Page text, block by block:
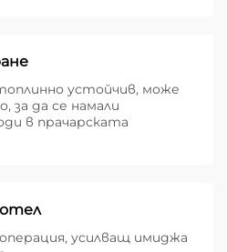
устойчив, може
за да се намали
в прачарската
усилващ имиджа